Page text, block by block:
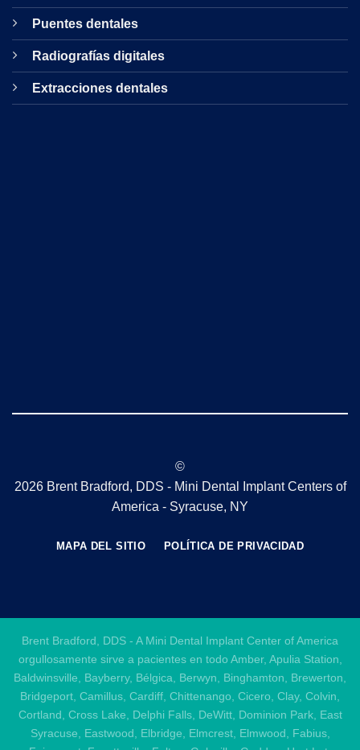
Puentes dentales
Radiografías digitales
Extracciones dentales
©
2026 Brent Bradford, DDS - Mini Dental Implant Centers of
America - Syracuse, NY
MAPA DEL SITIO POLÍTICA DE PRIVACIDAD
Brent Bradford, DDS - A Mini Dental Implant Center of America
orgullosamente sirve a pacientes en todo Amber, Apulia Station,
Baldwinsville, Bayberry, Bélgica, Berwyn, Binghamton, Brewerton,
Bridgeport, Camillus, Cardiff, Chittenango, Cicero, Clay, Colvin,
Cortland, Cross Lake, Delphi Falls, DeWitt, Dominion Park, East
Syracuse, Eastwood, Elbridge, Elmcrest, Elmwood, Fabius,